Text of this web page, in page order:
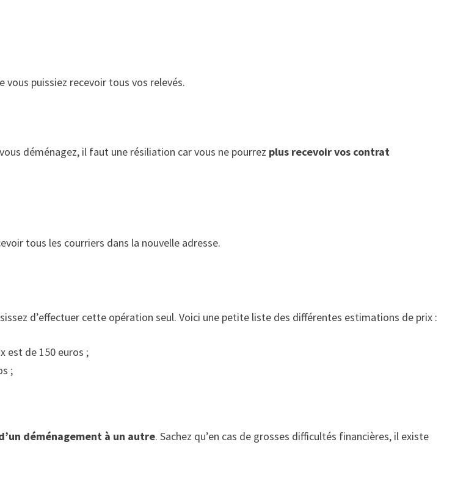
vous puissiez recevoir tous vos relevés.
déménagez, il faut une résiliation car vous ne pourrez plus recevoir vos contrat
tous les courriers dans la nouvelle adresse.
d’effectuer cette opération seul. Voici une petite liste des différentes estimations de prix :
est de 150 euros ;
;
déménagement à un autre. Sachez qu’en cas de grosses difficultés financières, il existe